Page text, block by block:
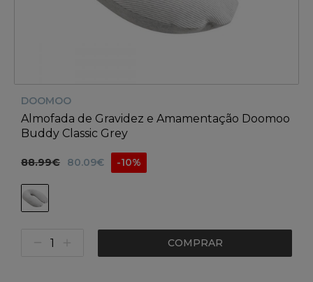
DOOMOO
Almofada de Gravidez e Amamentação Doomoo
Buddy Classic Grey
88.99€ 80.09€ -10%
COMPRAR